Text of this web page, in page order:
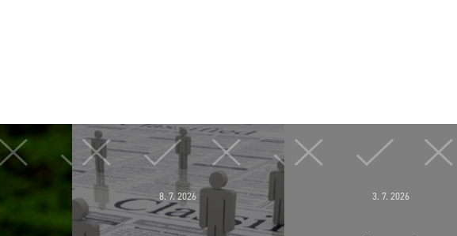
8. 7. 2026 3. 7. 2026